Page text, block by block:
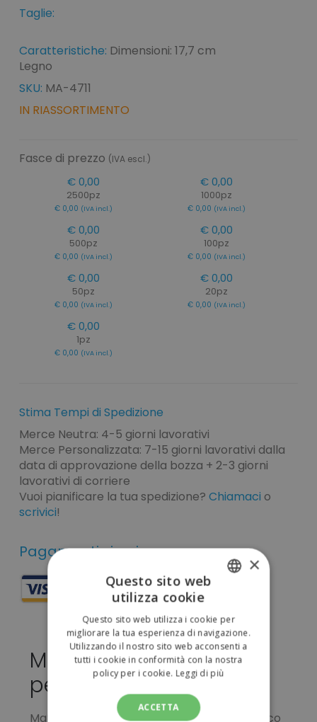
Taglie:
Caratteristiche: Dimensioni: 17,7 cm
Legno
SKU: MA-4711
IN RIASSORTIMENTO
Fasce di prezzo (IVA escl.)
€ 0,00
2500pz
€ 0,00 (IVA incl.)
€ 0,00
1000pz
€ 0,00 (IVA incl.)
€ 0,00
500pz
€ 0,00 (IVA incl.)
€ 0,00
100pz
€ 0,00 (IVA incl.)
€ 0,00
50pz
€ 0,00 (IVA incl.)
€ 0,00
20pz
€ 0,00 (IVA incl.)
€ 0,00
1pz
€ 0,00 (IVA incl.)
Stima Tempi di Spedizione
Merce Neutra: 4-5 giorni lavorativi
Merce Personalizzata: 7-15 giorni lavorativi dalla
data di approvazione della bozza + 2-3 giorni
lavorativi di corriere
Vuoi pianificare la tua spedizione? Chiamaci o
scrivici!
Pagamenti sicuri
Matita Koby da
personalizzare 0,03 €
Matita in legno con corpo tondo,color bianco
ENGLISH
×
Questo sito web
utilizza cookie
Questo sito web utilizza i cookie per
migliorare la tua esperienza di navigazione.
Utilizzando il nostro sito web acconsenti a
tutti i cookie in conformità con la nostra
policy per i cookie. Leggi di più
ACCETTA